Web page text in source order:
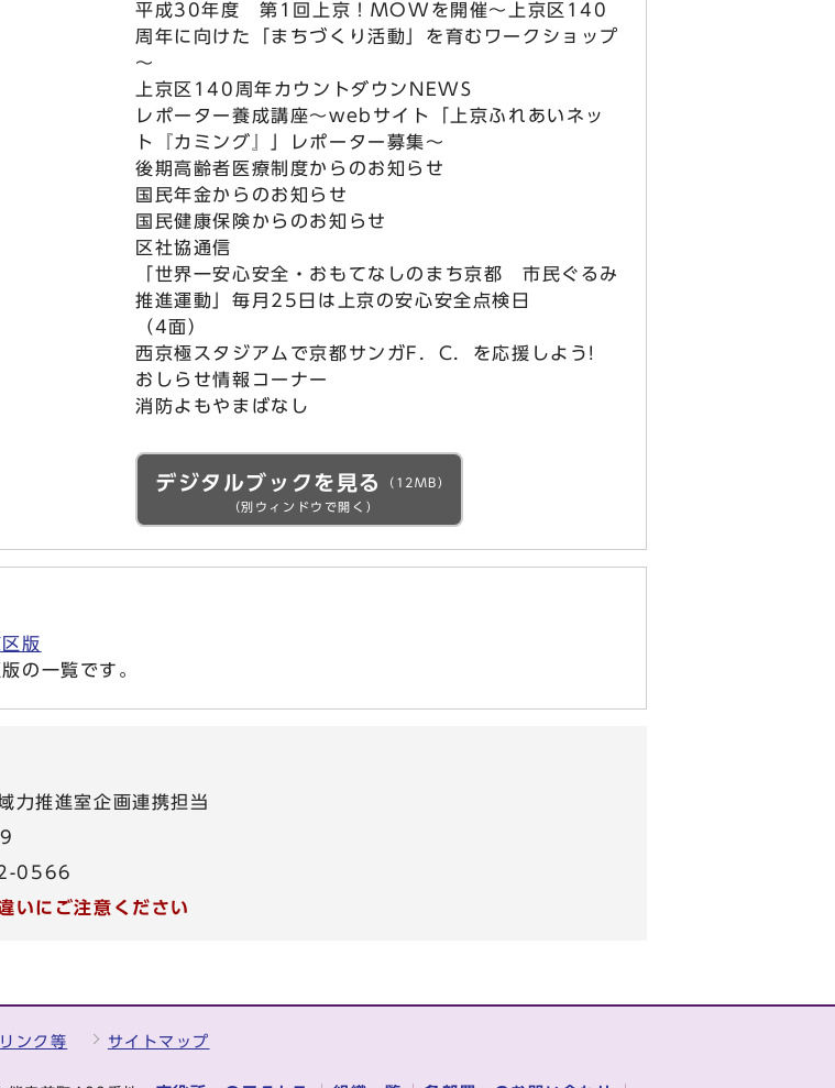
平成30年度 第1回上京！MOWを開催～上京区140
周年に向けた「まちづくり活動」を育むワークショップ
～
上京区140周年カウントダウンNEWS
レポーター養成講座～webサイト「上京ふれあいネッ
ト『カミング』」レポーター募集～
後期高齢者医療制度からのお知らせ
国民年金からのお知らせ
国民健康保険からのお知らせ
区社協通信
「世界一安心安全・おもてなしのまち京都 市民ぐるみ
推進運動」毎月25日は上京の安心安全点検日
（4面）
西京極スタジアムで京都サンガF．C．を応援しよう!
おしらせ情報コーナー
消防よもやまばなし
デジタルブックを見る
（12MB）
（別ウィンドウで開く）
版
の一覧です。
力推進室企画連携担当
0566
いにご注意ください
ンク等 サイトマップ